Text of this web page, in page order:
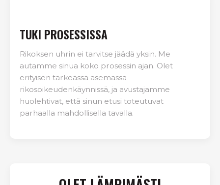
TUKI PROSESSISSA
Rikoksen uhrin ei tarvitse jäädä yksin. Me
autamme sinua koko prosessin ajan. Olet
erityisen tärkeässä asemassa
rikosoikeudenkäynnissä, ja avustajamme
huolehtivat, että sinun etusi toteutuvat
parhaalla mahdollisella tavalla.